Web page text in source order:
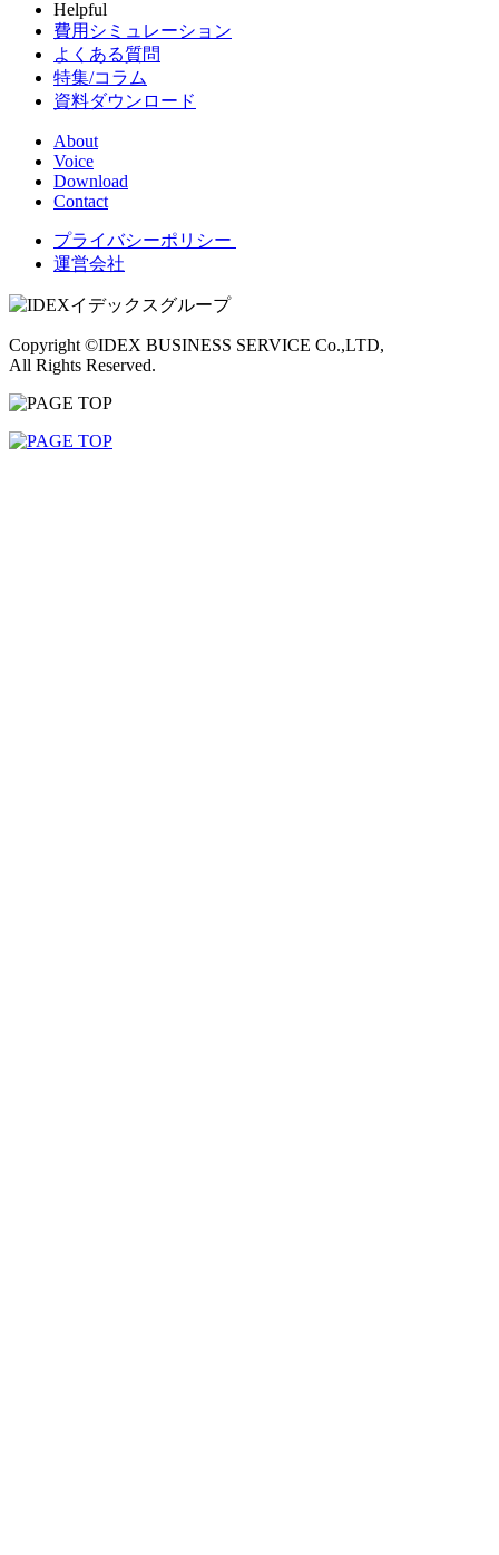
Helpful
費用シミュレーション
よくある質問
特集/コラム
資料ダウンロード
About
Voice
Download
Contact
プライバシーポリシー
運営会社
Copyright ©IDEX BUSINESS SERVICE Co.,LTD,
All Rights Reserved.